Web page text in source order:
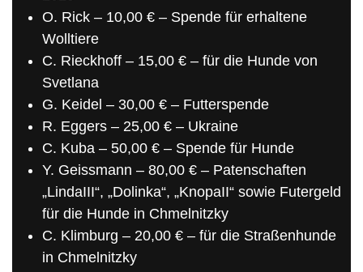
O. Rick – 10,00 € – Spende für erhaltene
Wolltiere
C. Rieckhoff – 15,00 € – für die Hunde von
Svetlana
G. Keidel – 30,00 € – Futterspende
R. Eggers – 25,00 € – Ukraine
C. Kuba – 50,00 € – Spende für Hunde
Y. Geissmann – 80,00 € – Patenschaften
„LindaIII“, „Dolinka“, „KnopaII“ sowie Futergeld
für die Hunde in Chmelnitzky
C. Klimburg – 20,00 € – für die Straßenhunde
in Chmelnitzky